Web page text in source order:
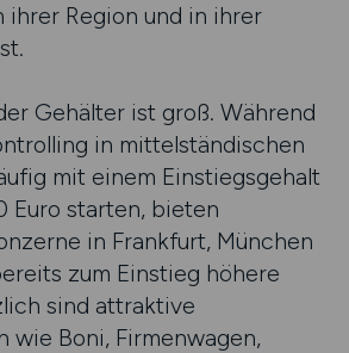
ihrer Region und in ihrer
Gehälter ist groß. Während
in mittelständischen
mit einem Einstiegsgehalt
Euro starten, bieten
in Frankfurt, München
zum Einstieg höhere
sind attraktive
wie Boni, Firmenwagen,